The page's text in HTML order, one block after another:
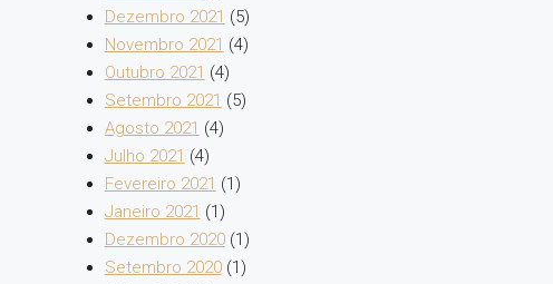
Dezembro 2021 (5)
Novembro 2021 (4)
Outubro 2021 (4)
Setembro 2021 (5)
Agosto 2021 (4)
Julho 2021 (4)
Fevereiro 2021 (1)
Janeiro 2021 (1)
Dezembro 2020(1)
Setembro 2020(1)